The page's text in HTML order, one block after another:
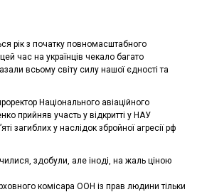
рік з початку повномасштабного
час на українців чекало багато
всьому світу силу нашої єдності та
Національного авіаційного
прийняв участь у відкритті у НАУ
загиблих у наслідок збройної агресії рф
здобули, але іноді, на жаль ціною
комісара ООН із прав людини тільки